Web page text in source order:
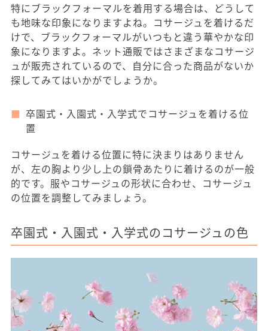
特にブラックフォーマルを着用する場合は、どうして
も地味な印象になりますよね。コサージュを着けるだ
けで、ブラックフォーマルがいつもと違う華やかな印
象になりますよ。ネット通販ではさまざまなコサージ
ュが販売されているので、自分に合った商品がないか
探してみてはいかがでしょうか。
卒園式・入園式・入学式でコサージュを着ける位
置
コサージュを着ける位置に特に決まりはありません
が、左の胸より少し上の鎖骨あたりに着けるのが一般
的です。服やコサージュの形状に合わせ、コサージュ
の位置を調整してみましょう。
卒園式・入園式・入学式のコサージュの色